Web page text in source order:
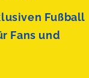
Fußball
Fans und